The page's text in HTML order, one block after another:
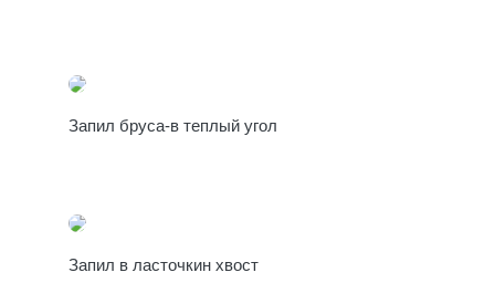
Запил бруса-в теплый угол
Запил в ласточкин хвост